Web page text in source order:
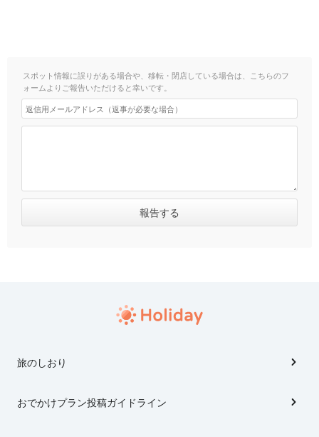
スポット情報に誤りがある場合や、移転・閉店している場合は、こちらのフ
ォームよりご報告いただけると幸いです。
旅のしおり
おでかけプラン投稿ガイドライン